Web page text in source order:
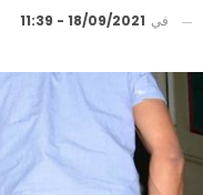
في 18/09/2021 - 11:39